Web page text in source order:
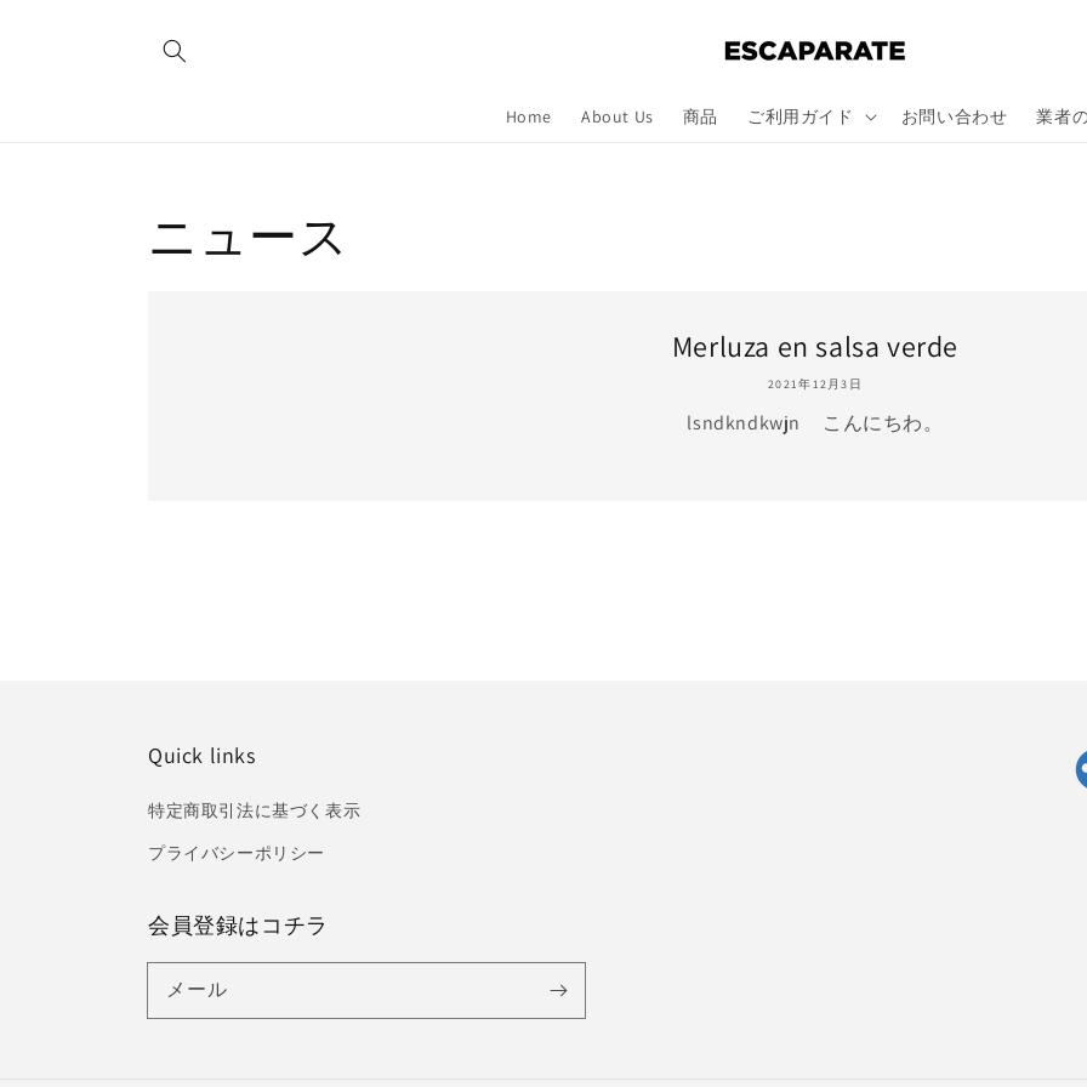
Home About Us 商品 ご利用ガイド お問い合わせ 業者
ニュース
Merluza en salsa verde
2021年12月3日
lsndkndkwjn こんにちわ。
Quick links
特定商取引法に基づく表示
プライバシーポリシー
会員登録はコチラ
メール